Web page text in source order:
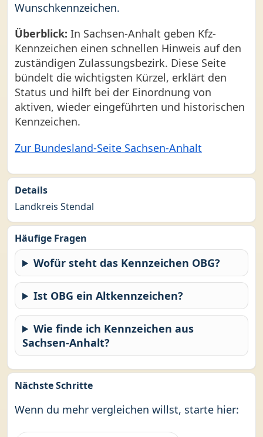
Wunschkennzeichen.
Überblick: In Sachsen-Anhalt geben Kfz-
Kennzeichen einen schnellen Hinweis auf den
zuständigen Zulassungsbezirk. Diese Seite
bündelt die wichtigsten Kürzel, erklärt den
Status und hilft bei der Einordnung von
aktiven, wieder eingeführten und historischen
Kennzeichen.
Zur Bundesland-Seite Sachsen-Anhalt
Details
Landkreis Stendal
Häufige Fragen
Wofür steht das Kennzeichen OBG?
Ist OBG ein Altkennzeichen?
Wie finde ich Kennzeichen aus
Sachsen-Anhalt?
Nächste Schritte
Wenn du mehr vergleichen willst, starte hier: